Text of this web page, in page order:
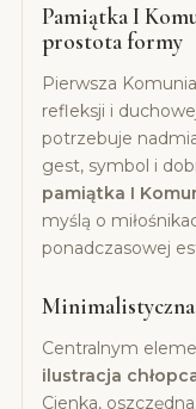
Pamiątka I
prostota formy
Pierwsza
refleksji i
potrzebuje
gest, symbol i
pamiątka I
myślą o
ponadczasowej
Centralnym
ilustracja
Cienka,